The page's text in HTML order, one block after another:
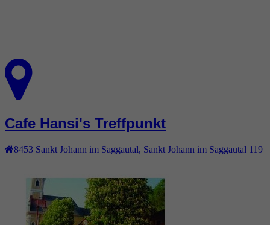
Cafe Hansi's Treffpunkt
8453 Sankt Johann im Saggautal Sankt Johann im Saggautal 119